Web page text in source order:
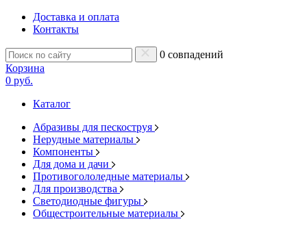
Доставка и оплата
Контакты
0 совпадений
Корзина
0 руб.
Каталог
Абразивы для пескоструя
Нерудные материалы
Компоненты
Для дома и дачи
Противогололедные материалы
Для производства
Светодиодные фигуры
Общестроительные материалы